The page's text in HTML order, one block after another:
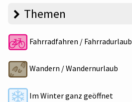
Themen
Fahrradfahren / Fahrradurlaub
Wandern / Wandernurlaub
Im Winter ganz geöffnet